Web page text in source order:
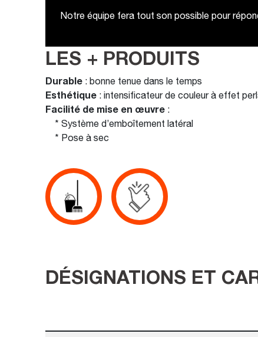
Notre équipe fera tout son possible pour
LES + PRODUITS
Durable: bonne tenue dans le temps
Esthétique: intensificateur de couleur à effet
Facilité de mise en œuvre:
* Système d’emboîtement latéral
* Pose à sec
DÉSIGNATIONS ET